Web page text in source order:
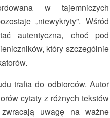
w tajemniczych
„niewykryty”. Wśród
autentyczna, choć pod
który szczególnie
trafia do odbiorców. Autor
cytaty z różnych tekstów
uwagę na ważne